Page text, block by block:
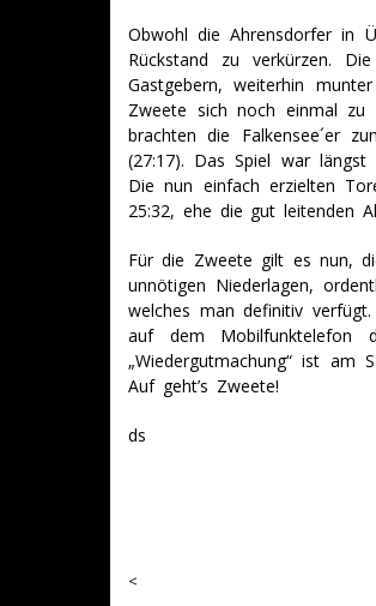
Obwohl die Ahrensdorfer in
Rückstand zu verkürzen.
Gastgebern, weiterhin
Zweete sich noch einmal zu
brachten die Falkensee´er
(27:17). Das Spiel war längst
Die nun einfach erzielten
25:32, ehe die gut leitenden
Für die Zweete gilt es nun,
unnötigen Niederlagen,
welches man definitiv
auf dem Mobilfunktelefon
„Wiedergutmachung“ ist am
Auf geht’s Zweete!
ds
<